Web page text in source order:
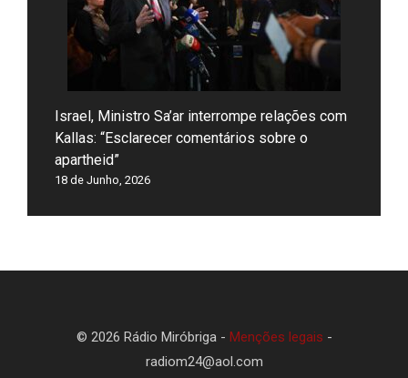
Israel, Ministro Sa’ar interrompe relações com
Kallas: “Esclarecer comentários sobre o
apartheid”
18 de Junho, 2026
© 2026 Rádio Miróbriga - Menções legais -
radiom24@aol.com